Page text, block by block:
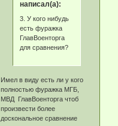
написал(а):
3. У кого нибудь
есть фуражка
ГлавВоенторга
для сравнения?
Имел в виду есть ли у кого
полностью фуражка МГБ,
МВД ГлавВоенторга чтоб
произвести более
доскональное сравнение